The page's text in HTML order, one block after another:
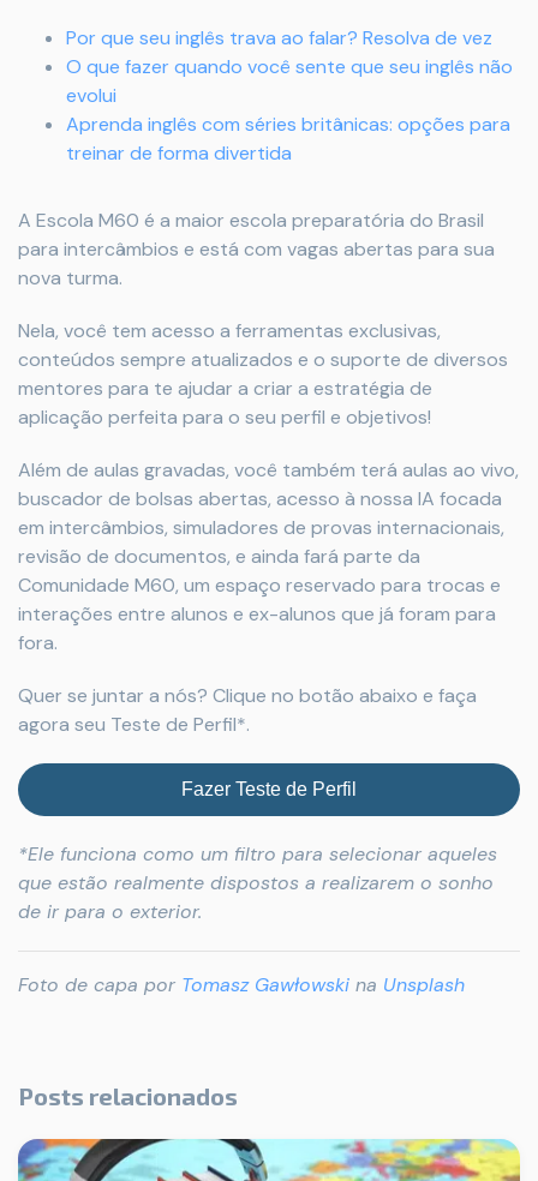
Por que seu inglês trava ao falar? Resolva de vez
O que fazer quando você sente que seu inglês não
evolui
Aprenda inglês com séries britânicas: opções para
treinar de forma divertida
A Escola M60 é a maior escola preparatória do Brasil
para intercâmbios e está com vagas abertas para sua
nova turma.
Nela, você tem acesso a ferramentas exclusivas,
conteúdos sempre atualizados e o suporte de diversos
mentores para te ajudar a criar a estratégia de
aplicação perfeita para o seu perfil e objetivos!
Além de aulas gravadas, você também terá aulas ao vivo,
buscador de bolsas abertas, acesso à nossa IA focada
em intercâmbios, simuladores de provas internacionais,
revisão de documentos, e ainda fará parte da
Comunidade M60, um espaço reservado para trocas e
interações entre alunos e ex-alunos que já foram para
fora.
Quer se juntar a nós? Clique no botão abaixo e faça
agora seu Teste de Perfil*.
Fazer Teste de Perfil
*Ele funciona como um filtro para selecionar aqueles
que estão realmente dispostos a realizarem o sonho
de ir para o exterior.
Foto de capa por Tomasz Gawłowski na Unsplash
Posts relacionados